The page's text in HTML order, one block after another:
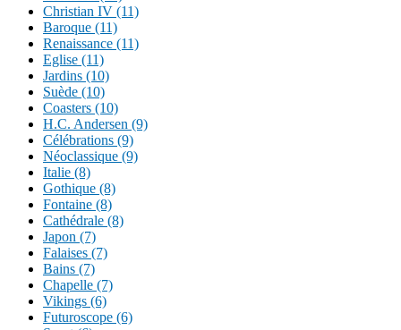
Christian IV (11)
Baroque (11)
Renaissance (11)
Eglise (11)
Jardins (10)
Suède (10)
Coasters (10)
H.C. Andersen (9)
Célébrations (9)
Néoclassique (9)
Italie (8)
Gothique (8)
Fontaine (8)
Cathédrale (8)
Japon (7)
Falaises (7)
Bains (7)
Chapelle (7)
Vikings (6)
Futuroscope (6)